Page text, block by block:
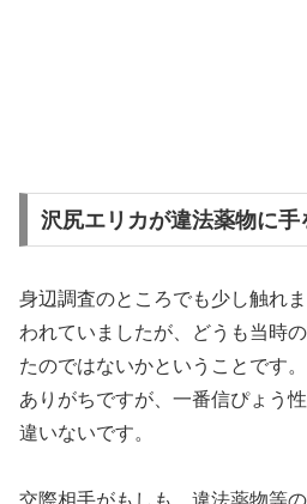
沢尻エリカが違法薬物に
身辺調査のところでも少し触れ
われていましたが、どうも当時
たのではないかということです。
ありがちですが、一番信ぴょう
違いないです。